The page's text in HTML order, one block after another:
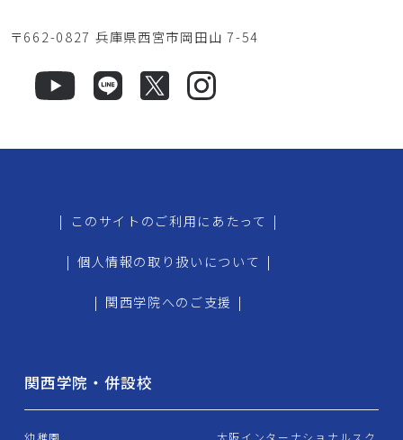
〒662-0827 兵庫県西宮市岡田山 7-54
| このサイトのご利用にあたって |
| 個人情報の取り扱いについて |
| 関西学院へのご支援 |
関西学院・併設校